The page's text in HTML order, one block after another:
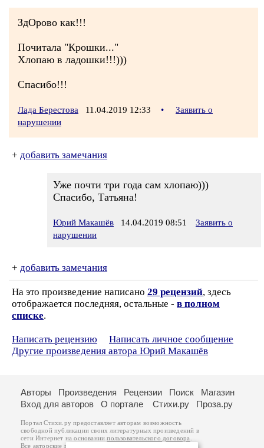
ЗдОрово как!!!
Почитала "Крошки..."
Хлопаю в ладошки!!!)))
Спасибо!!!
Лада Берестова 11.04.2019 12:33 •
Заявить о
нарушении
+ добавить замечания
Уже почти три года сам хлопаю)))
Спасибо, Татьяна!
Юрий Макашёв 14.04.2019 08:51
Заявить о
нарушении
+ добавить замечания
На это произведение написано 29 рецензий, здесь
отображается последняя, остальные - в полном
списке.
Написать рецензию
Написать личное сообщение
Другие произведения автора Юрий Макашёв
Авторы Произведения Рецензии Поиск
Магазин
Вход для авторов
О портале Стихи.ру Проза.ру
Портал Стихи.ру предоставляет авторам возможность
свободной публикации своих литературных произведений в
сети Интернет на основаниипользовательского договора
Все авторские права на произведения принадлежат авторам